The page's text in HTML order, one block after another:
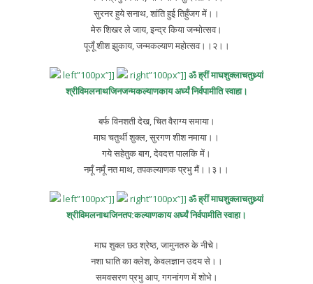
सुरनर हुये सनाथ, शांति हुई तिहुँजग में।।
मेरु शिखर ले जाय, इन्द्र किया जन्मोत्सव।
पूजूँ शीश झुकाय, जन्मकल्याण महोत्सव।।२।।
left”100px”]] right”100px”]] ॐ ह्रीं माघशुक्लाचतुथ्र्यां
श्रीविमलनाथजिनजन्मकल्याणकाय अर्घ्यं निर्वपामीति स्वाहा।
बर्फ विनशती देख, चित वैराग्य समाया।
माघ चतुर्थी शुक्ल, सुरगण शीश नमाया।।
गये सहेतुक बाग, देवदत्त पालकि में।
नमूँ नमूँ नत माथ, तपकल्याणक प्रभु मैं।।३।।
left”100px”]] right”100px”]] ॐ ह्रीं माघशुक्लाचतुथ्र्यां
श्रीविमलनाथजिनतप:कल्याणकाय अर्घ्यं निर्वपामीति स्वाहा।
माघ शुक्ल छठ श्रेष्ठ, जामुनतरु के नीचे।
नशा घाति का क्लेश, केवलज्ञान उदय से।।
समवसरण प्रभु आप, गगनांगण में शोभे।